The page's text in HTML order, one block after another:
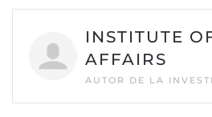
INSTITUTE
AFFAIRS
AUTOR DE LA